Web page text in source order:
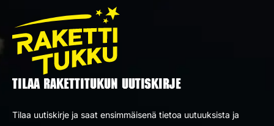
TILAA RAKETTITUKUN UUTISKIRJE
Tilaa uutiskirje ja saat ensimmäisenä tietoa uutuuksista ja